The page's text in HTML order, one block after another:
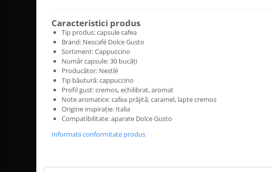
Caracteristici produs
Tip produs: capsule cafea
Brand: Nescafé Dolce Gusto
Sortiment: Cappuccino
Număr capsule: 30 bucăți
Producător: Nestlé
Tip băutură: cappuccino
Profil gust: cremos, echilibrat, aromat
Note aromatice: cafea prăjită, caramel, lapte cremos
Origine inspirație: Italia
Compatibilitate: aparate Dolce Gusto
Informatii conformitate produs